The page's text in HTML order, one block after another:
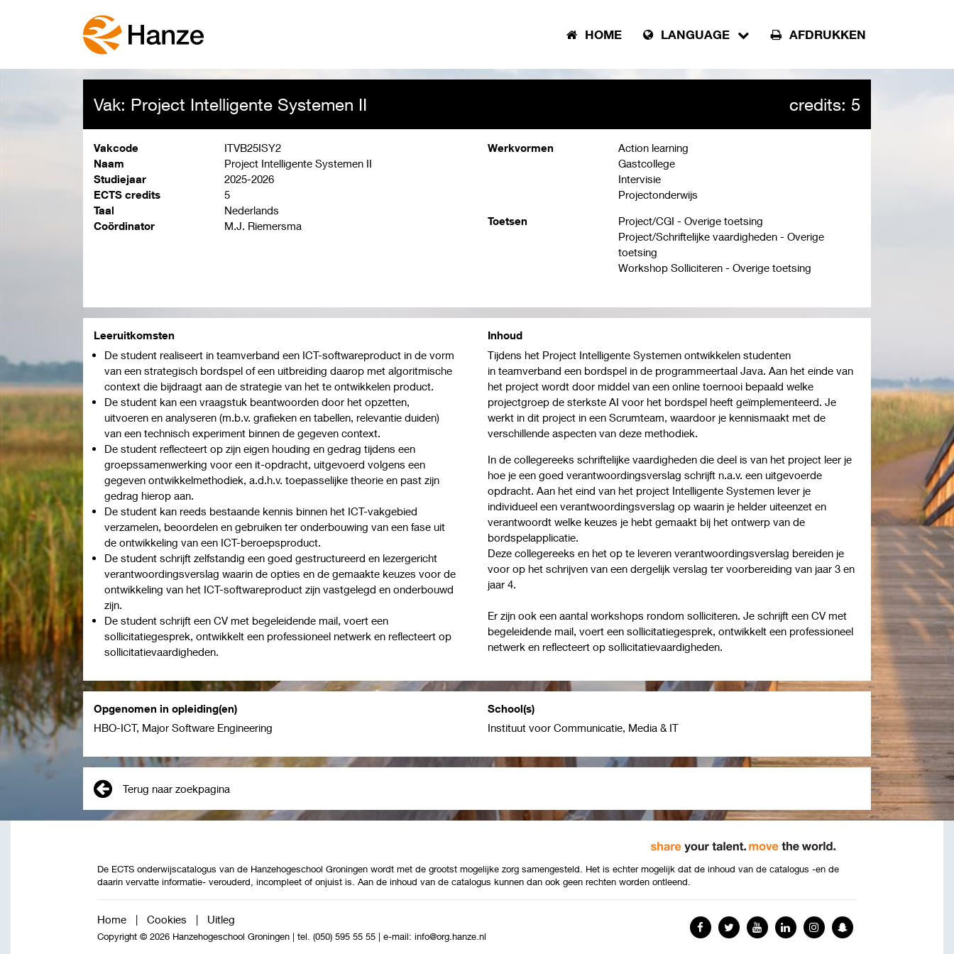
HOME LANGUAGE AFDRUKKEN
Vak: Project Intelligente Systemen II credits: 5
Vakcode
ITVB25ISY2
Naam
Project Intelligente Systemen II
Studiejaar
2025-2026
ECTS credits
5
Taal
Nederlands
Coördinator
M.J. Riemersma
Werkvormen
Action learning
Gastcollege
Intervisie
Projectonderwijs
Toetsen
Project/CGI - Overige toetsing
Project/Schriftelijke vaardigheden - Overige
toetsing
Workshop Solliciteren - Overige toetsing
Leeruitkomsten
De student realiseert in teamverband een ICT-softwareproduct in de vorm
van een strategisch bordspel of een uitbreiding daarop met algoritmische
context die bijdraagt aan de strategie van het te ontwikkelen product.
De student kan een vraagstuk beantwoorden door het opzetten,
uitvoeren en analyseren (m.b.v. grafieken en tabellen, relevantie duiden)
van een technisch experiment binnen de gegeven context.
De student reflecteert op zijn eigen houding en gedrag tijdens een
groepssamenwerking voor een it-opdracht, uitgevoerd volgens een
gegeven ontwikkelmethodiek, a.d.h.v. toepasselijke theorie en past zijn
gedrag hierop aan.
De student kan reeds bestaande kennis binnen het ICT-vakgebied
verzamelen, beoordelen en gebruiken ter onderbouwing van een fase uit
de ontwikkeling van een ICT-beroepsproduct.
De student schrijft zelfstandig een goed gestructureerd en lezergericht
verantwoordingsverslag waarin de opties en de gemaakte keuzes voor de
ontwikkeling van het ICT-softwareproduct zijn vastgelegd en onderbouwd
zijn.
De student schrijft een CV met begeleidende mail, voert een
sollicitatiegesprek, ontwikkelt een professioneel netwerk en reflecteert op
sollicitatievaardigheden.
Inhoud
Tijdens het Project Intelligente Systemen ontwikkelen studenten
in teamverband een bordspel in de programmeertaal Java. Aan het einde van
het project wordt door middel van een online toernooi bepaald welke
projectgroep de sterkste AI voor het bordspel heeft geïmplementeerd. Je
werkt in dit project in een Scrumteam, waardoor je kennismaakt met de
verschillende aspecten van deze methodiek.
In de collegereeks schriftelijke vaardigheden die deel is van het project leer je
hoe je een goed verantwoordingsverslag schrijft n.a.v. een uitgevoerde
opdracht. Aan het eind van het project Intelligente Systemen lever je
individueel een verantwoordingsverslag op waarin je helder uiteenzet en
verantwoordt welke keuzes je hebt gemaakt bij het ontwerp van de
bordspelapplicatie.
Deze collegereeks en het op te leveren verantwoordingsverslag bereiden je
voor op het schrijven van een dergelijk verslag ter voorbereiding van jaar 3 en
jaar 4.
Er zijn ook een aantal workshops rondom solliciteren. Je schrijft een CV met
begeleidende mail, voert een sollicitatiegesprek, ontwikkelt een professioneel
netwerk en reflecteert op sollicitatievaardigheden.
Opgenomen in opleiding(en)
HBO-ICT, Major Software Engineering
School(s)
Instituut voor Communicatie, Media & IT
Terug naar zoekpagina
De ECTS onderwijscatalogus van de Hanzehogeschool Groningen wordt met de grootst mogelijke zorg samengesteld. Het is echter mogelijk dat de inhoud van de catalogus -en de
daarin vervatte informatie- verouderd, incompleet of onjuist is. Aan de inhoud van de catalogus kunnen dan ook geen rechten worden ontleend.
Home | Cookies | Uitleg
Copyright © 2026 Hanzehogeschool Groningen tel. (050) 595 55 55 e-mail: info@org.hanze.nl
FacebookTwitterYouTubeLinkedInInstagramSnapchat